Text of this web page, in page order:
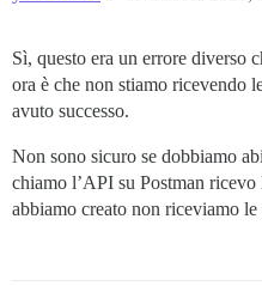
Sì, questo era un errore diverso
ora è che non stiamo ricevendo
avuto successo.
Non sono sicuro se dobbiamo
chiamo l’API su Postman
abbiamo creato non riceviamo le